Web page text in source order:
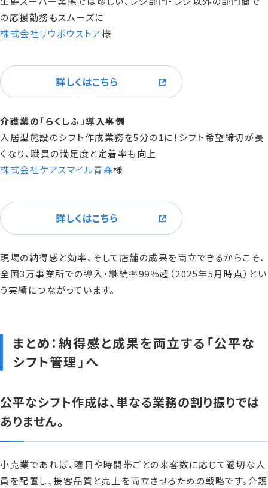
の応援勤務もスムーズに
株式会社リウボウストア様
詳しくはこちら
介護業の「らくしふ」導入事例
入居型施設のシフト作成業務を5分の1に！シフト希望締切が長
くなり、職員の満足度と定着率も向上
株式会社ケアスマイル青森様
詳しくはこちら
現場の納得感と効率、そして店舗の成果を両立できるからこそ、
全国3万事業所での導入・継続率99％超（2025年5月時点）とい
う実績につながっています。
まとめ：納得感と成果を両立する「公平な
シフト管理」へ
公平なシフト作成は、単なる業務の割り振りでは
ありません。
小売業であれば、曜日や時間帯ごとの来客数に応じて適切な人
員を配置し、接客品質と売上を両立させるための戦略です。介護